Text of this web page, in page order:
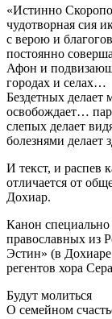
«Истинно
чудотворная сия
с верою и
постоянно
Афон и
городах и селах…
Бездетных
освобождает…
слепых делает
болезнями
И текст, и распев
отличается от
Дохиар.
Канон специально
православных из
Эстин» (в
регентов хора
Будут молиться
О семейном